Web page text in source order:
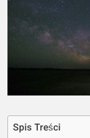
Spis Treści